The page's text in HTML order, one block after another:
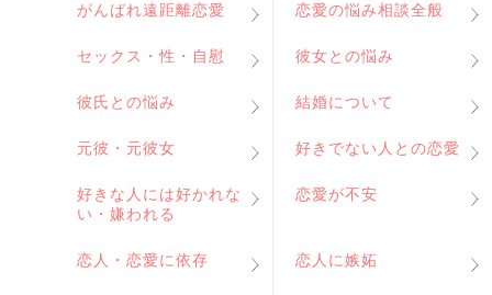
がんばれ遠距離恋愛 恋愛の悩み相談全般
セックス・性・自慰 彼女との悩み
彼氏との悩み 結婚について
元彼・元彼女 好きでない人との恋愛
好きな人には好かれな
い・嫌われる
恋愛が不安
恋人・恋愛に依存 恋人に嫉妬